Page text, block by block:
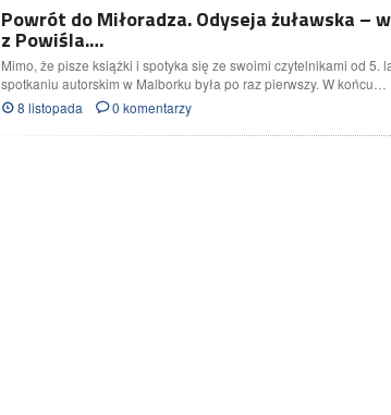
Powrót do Miłoradza. Odyseja żuławska –
z Powiśla.…
Mimo, że pisze książki i spotyka się ze swoimi czytelnikami od 5.
spotkaniu autorskim w Malborku była po raz pierwszy. W końcu…
8 listopada
0 komentarzy